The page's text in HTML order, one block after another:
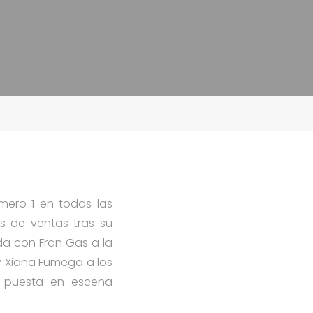
1 en todas las
de ventas tras su
con Fran Gas a la
Fumega a los
en escena